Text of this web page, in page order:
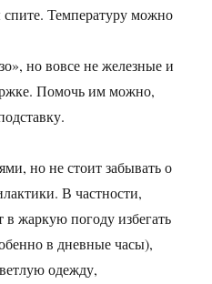
спите. Температуру можно
но вовсе не железные и
Помочь им можно,
но не стоит забывать о
В частности,
жаркую погоду избегать
в дневные часы),
одежду,